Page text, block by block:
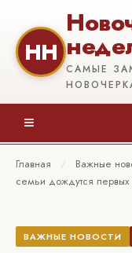
НН
САМЫЕ
≡
Главная / Важные
семьи дождутся
ВАЖНЫЕ НОВОСТИ